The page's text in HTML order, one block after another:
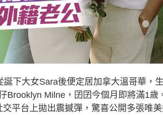
下大女Sara後便定居加拿大溫哥華，
Brooklyn Milne，囝囝今個月即將滿1歲
平台上拋出震撼彈，驚喜公開多張唯